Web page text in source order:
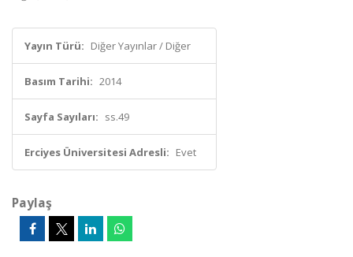
Yayın Türü: Diğer Yayınlar / Diğer
Basım Tarihi: 2014
Sayfa Sayıları: ss.49
Erciyes Üniversitesi Adresli: Evet
Paylaş